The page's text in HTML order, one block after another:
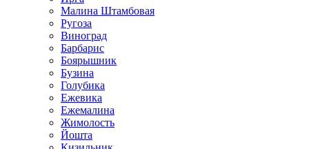
Малина Штамбовая
Ругоза
Виноград
Барбарис
Боярышник
Бузина
Голубика
Ежевика
Ежемалина
Жимолость
Йошта